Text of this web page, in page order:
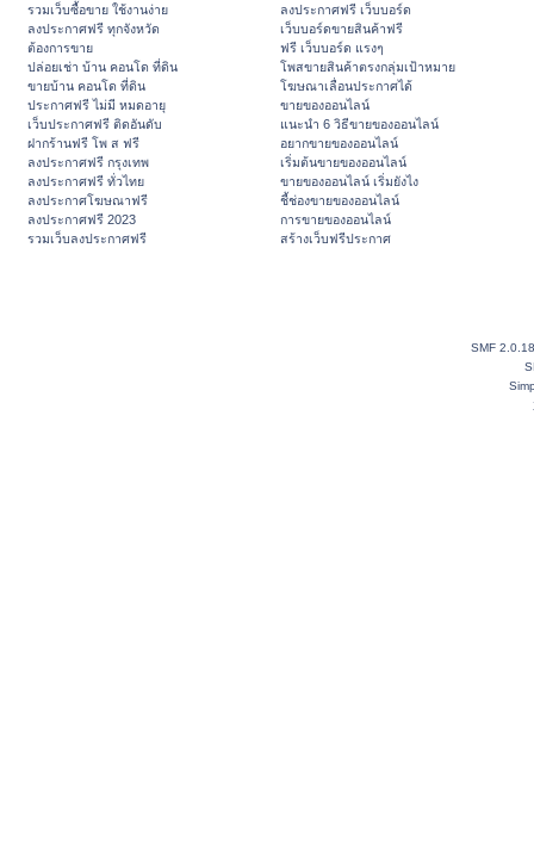
รวมเว็บซื้อขาย ใช้งานง่าย
ลงประกาศฟรี ทุกจังหวัด
ต้องการขาย
ปล่อยเช่า บ้าน คอนโด ที่ดิน
ขายบ้าน คอนโด ที่ดิน
ประกาศฟรี ไม่มี หมดอายุ
เว็บประกาศฟรี ติดอันดับ
ฝากร้านฟรี โพ ส ฟรี
ลงประกาศฟรี กรุงเทพ
ลงประกาศฟรี ทั่วไทย
ลงประกาศโฆษณาฟรี
ลงประกาศฟรี 2023
รวมเว็บลงประกาศฟรี
ลงประกาศฟรี เว็บบอร์ด
เว็บบอร์ดขายสินค้าฟรี
ฟรี เว็บบอร์ด แรงๆ
โพสขายสินค้าตรงกลุ่มเป้าหมาย
โฆษณาเลื่อนประกาศได้
ขายของออนไลน์
แนะนำ 6 วิธีขายของออนไลน์
อยากขายของออนไลน์
เริ่มต้นขายของออนไลน์
ขายของออนไลน์ เริ่มยังไง
ชี้ช่องขายของออนไลน์
การขายของออนไลน์
สร้างเว็บฟรีประกาศ
SMF 2.0.18